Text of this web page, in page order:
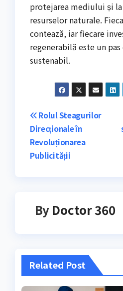
protejarea mediului și
resurselor naturale.
contează, iar fiecare
regenerabilă este un
sustenabil.
Navigare
în
articole
Rolul Steagurilor
Direcționale în
Revoluționarea
Publicității
By Doctor 360
Related Post